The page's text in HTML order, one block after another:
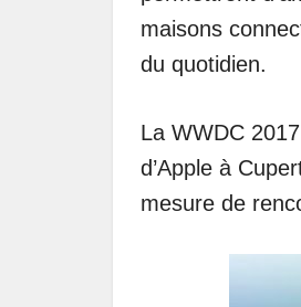
maisons
du quotidien.
La WWDC
d’Apple à
mesure de